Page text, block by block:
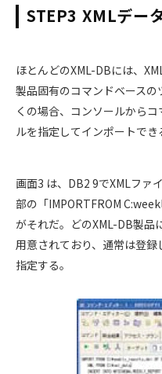
STEP3 XMLデー
ほとんどのXML-DBには、
製品固有のコマンドベース
くの場合、コンソールから
ルを指定してインポートでき
画面3 は、DB2 9でXMLファ
部の「IMPORTFROM
がそれだ。どのXML-DB製品
用意されており、通常は登
指定する。